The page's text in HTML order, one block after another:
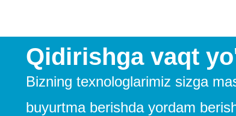
Qidirishga vaqt
Bizning texnologlarimiz sizga
buyurtma berishda yordam